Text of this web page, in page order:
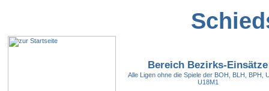
Bereich Bezirks-Einsätze
Alle Ligen ohne die Spiele der BOH, BLH, BPH,
U18M1